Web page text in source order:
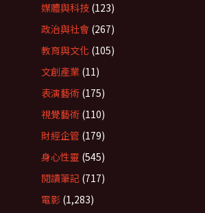
媒體與科技 (123)
政治與社會 (267)
教育與文化 (105)
文創產業 (11)
表演藝術 (175)
視覺藝術 (110)
財經企管 (179)
身心性靈 (545)
閱讀筆記 (717)
電影 (1,283)